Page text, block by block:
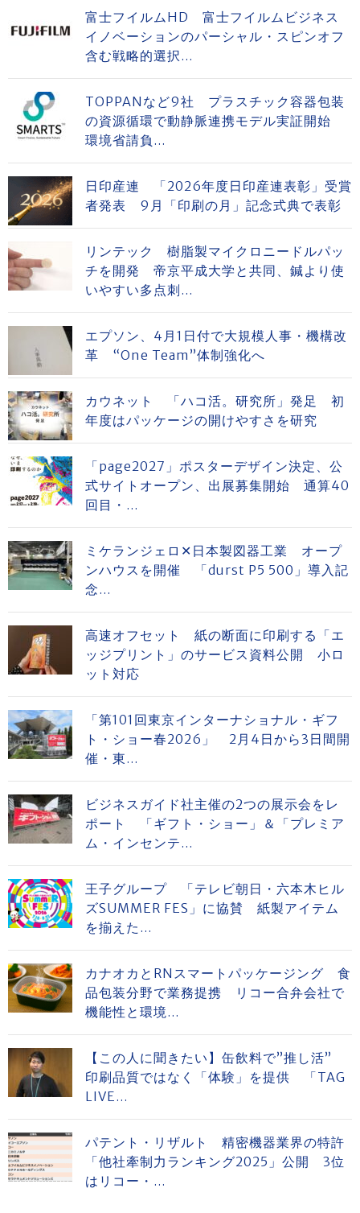
富士フイルムHD 富士フイルムビジネス
イノベーションのパーシャル・スピンオフ
含む戦略的選択...
TOPPANなど9社 プラスチック容器包装
の資源循環で動静脈連携モデル実証開始
環境省請負...
日印産連 「2026年度日印産連表彰」受賞
者発表 9月「印刷の月」記念式典で表彰
リンテック 樹脂製マイクロニードルパッ
チを開発 帝京平成大学と共同、鍼より使
いやすい多点刺...
エプソン、4月1日付で大規模人事・機構改
革 “One Team”体制強化へ
カウネット 「ハコ活。研究所」発足 初
年度はパッケージの開けやすさを研究
「page2027」ポスターデザイン決定、公
式サイトオープン、出展募集開始 通算40
回目・...
ミケランジェロ✕日本製図器工業 オープ
ンハウスを開催 「durst P5 500」導入記
念...
高速オフセット 紙の断面に印刷する「エ
ッジプリント」のサービス資料公開 小ロ
ット対応
「第101回東京インターナショナル・ギフ
ト・ショー春2026」 2月4日から3日間開
催・東...
ビジネスガイド社主催の2つの展示会をレ
ポート 「ギフト・ショー」＆「プレミア
ム・インセンテ...
王子グループ 「テレビ朝日・六本木ヒル
ズSUMMER FES」に協賛 紙製アイテム
を揃えた...
カナオカとRNスマートパッケージング 食
品包装分野で業務提携 リコー合弁会社で
機能性と環境...
【この人に聞きたい】缶飲料で”推し活”
印刷品質ではなく「体験」を提供 「TAG
LIVE...
パテント・リザルト 精密機器業界の特許
「他社牽制力ランキング2025」公開 3位
はリコー・...